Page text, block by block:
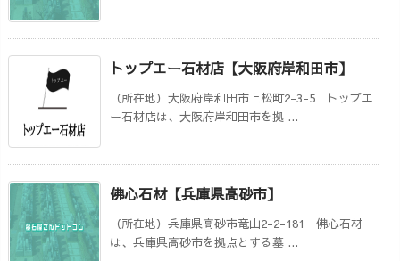
トップエー石材店【大阪府岸和田市】
（所在地）大阪府岸和田市上松町2-3-5 トップエ
ー石材店は、大阪府岸和田市を拠 ...
佛心石材【兵庫県高砂市】
（所在地）兵庫県高砂市竜山2-2-181 佛心石材
は、兵庫県高砂市を拠点とする墓 ...